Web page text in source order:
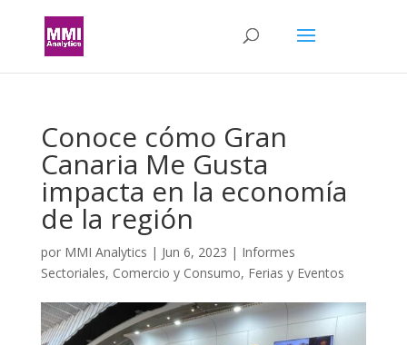
Conoce cómo Gran
Canaria Me Gusta
impacta en la economía
de la región
por MMI Analytics | Jun 6, 2023 | Informes
Sectoriales, Comercio y Consumo, Ferias y Eventos